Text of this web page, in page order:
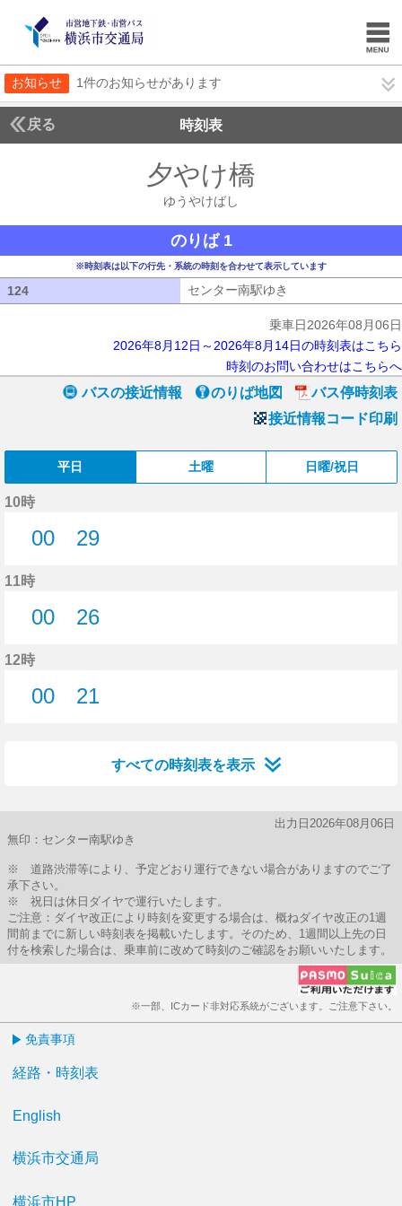
お知らせ 1件のお知らせがあります
戻る 時刻表
夕やけ橋
ゆうやけばし
のりば 1
※時刻表は以下の行先・系統の時刻を合わせて表示しています
124 センター南駅ゆき
乗車日2026年08月06日
2026年8月12日～2026年8月14日の時刻表はこちら
時刻のお問い合わせはこちらへ
バスの接近情報 のりば地図
バス停時刻表
接近情報コード印刷
平日 土曜 日曜/祝日
10時
00
29
11時
00
26
12時
00
21
すべての時刻表を表示
出力日2026年08月06日
無印：センター南駅ゆき
※ 道路渋滞等により、予定どおり運行できない場合がありますのでご了
承下さい。
※ 祝日は休日ダイヤで運行いたします。
ご注意：ダイヤ改正により時刻を変更する場合は、概ねダイヤ改正の1週
間前までに新しい時刻表を掲載いたします。そのため、1週間以上先の日
付を検索した場合は、乗車前に改めて時刻のご確認をお願いいたします。
※一部、ICカード非対応系統がございます。ご注意下さい。
免責事項
経路・時刻表
English
横浜市交通局
横浜市HP